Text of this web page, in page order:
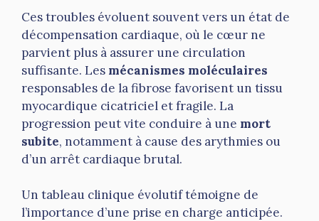
Ces troubles évoluent souvent vers un état de
décompensation cardiaque, où le cœur ne
parvient plus à assurer une circulation
suffisante. Les mécanismes moléculaires
responsables de la fibrose favorisent un tissu
myocardique cicatriciel et fragile. La
progression peut vite conduire à une mort
subite, notamment à cause des arythmies ou
d’un arrêt cardiaque brutal.
Un tableau clinique évolutif témoigne de
l’importance d’une prise en charge anticipée.